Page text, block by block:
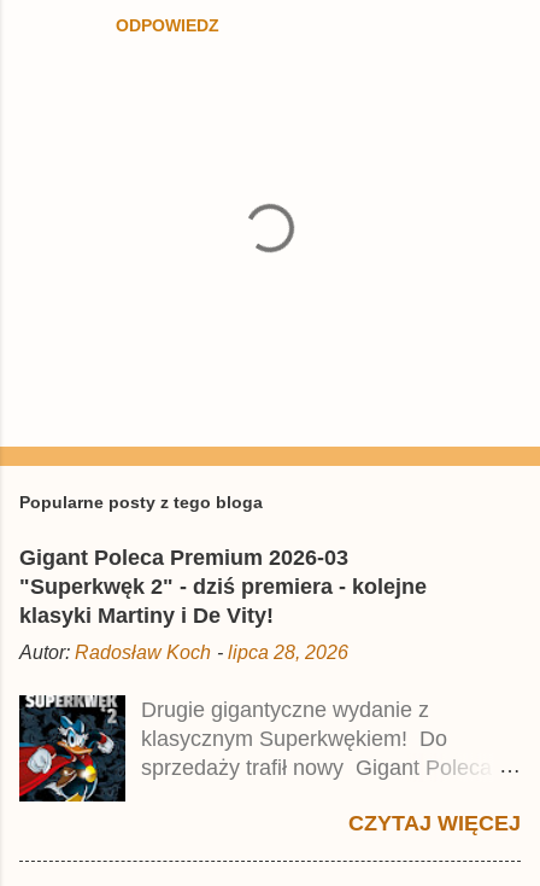
ODPOWIEDZ
e
i
j
o
m
e
t
a
r
z
Popularne posty z tego bloga
Gigant Poleca Premium 2026-03
"Superkwęk 2" - dziś premiera - kolejne
klasyki Martiny i De Vity!
Autor: Radosław Koch - lipca 28, 2026
Drugie gigantyczne wydanie z
klasycznym Superkwękiem! Do
sprzedaży trafił nowy Gigant Poleca
Jest to kolejny 624-stronicowy tom z
CZYTAJ WIĘCEJ